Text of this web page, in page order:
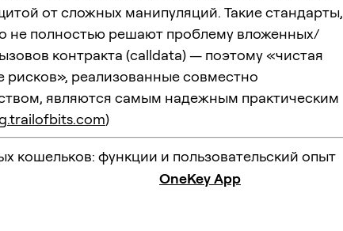
от сложных манипуляций. Такие стандарты,
не полностью решают проблему вложенных/
контракта (calldata) — поэтому «чистая
рисков», реализованные совместно
являются самым надежным практическим
)
кошельков: функции и пользовательский опыт
OneKey App